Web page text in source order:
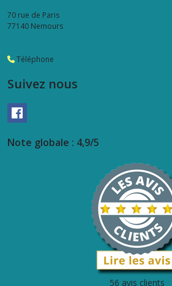
70 rue de Paris
77140 Nemours
Téléphone
Suivez nous
Note globale : 4,9/5
56 avis clients